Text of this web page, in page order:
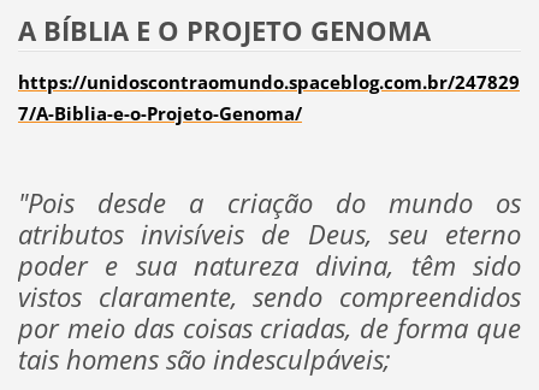
A BÍBLIA E O PROJETO GENOMA
https://unidoscontraomundo.spaceblog.com.br/247829
7/A-Biblia-e-o-Projeto-Genoma/
"Pois desde a criação do mundo os
atributos invisíveis de Deus, seu eterno
poder e sua natureza divina, têm sido
vistos claramente, sendo compreendidos
por meio das coisas criadas, de forma que
tais homens são indesculpáveis;